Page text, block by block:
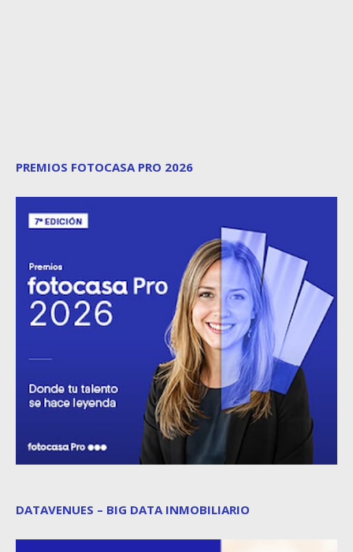
PREMIOS FOTOCASA PRO 2026
DATAVENUES – BIG DATA INMOBILIARIO